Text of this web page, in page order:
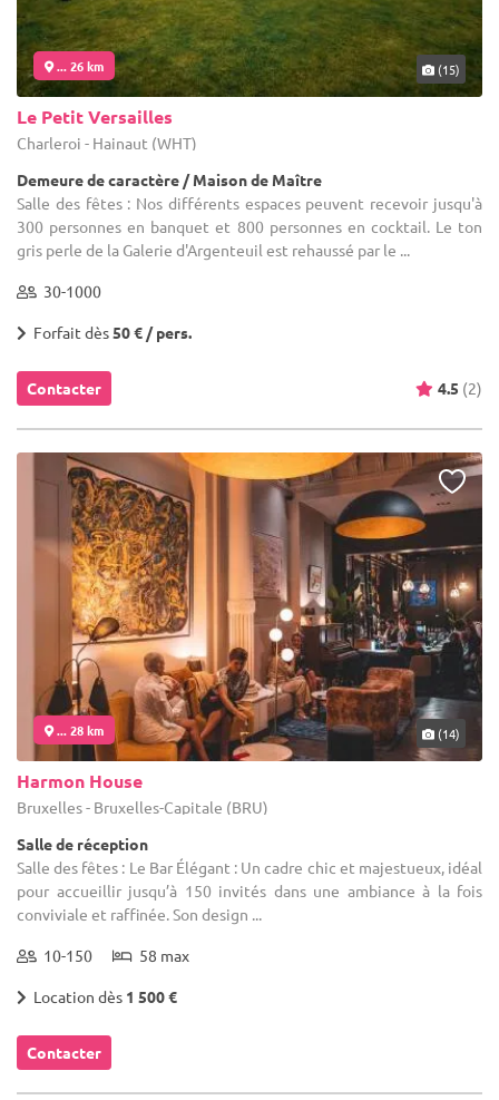
... 26 km (15)
Le Petit Versailles
Charleroi - Hainaut (WHT)
Demeure de caractère / Maison de Maître
Salle des fêtes : Nos différents espaces peuvent recevoir jusqu'à
300 personnes en banquet et 800 personnes en cocktail. Le ton
gris perle de la Galerie d'Argenteuil est rehaussé par le ...
30-1000
Forfait dès 50 € / pers.
Contacter 4.5 (2)
... 28 km (14)
Harmon House
Bruxelles - Bruxelles-Capitale (BRU)
Salle de réception
Salle des fêtes : Le Bar Élégant : Un cadre chic et majestueux, idéal
pour accueillir jusqu’à 150 invités dans une ambiance à la fois
conviviale et raffinée. Son design ...
10-150 58 max
Location dès 1 500 €
Contacter